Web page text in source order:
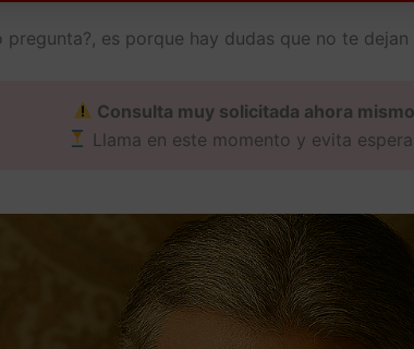
es porque hay dudas que no te
Consulta muy solicitada ahora mismo
Llama en este momento y evita